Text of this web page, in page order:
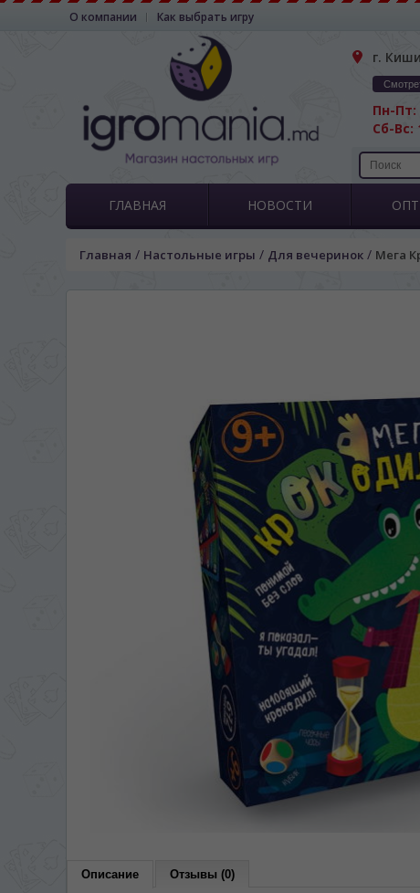
О компании Как выбрать игру
г.
Пн-Пт:
Сб-Вс:
ГЛАВНАЯ НОВОСТИ ОПТ
Главная / Настольные игры / Для вечеринок / Мега
Описание Отзывы (0)
ЯЗЫК САЙТА /
На каком языке Вы хотите
În ce limbă ați dori să
*Беспокоим Вас только один раз,
Vă vom deranja doar o singură dată,
Если вы хотите переключить язык
правом верхнем
Dacă doriți să schimbați limba site-ului,